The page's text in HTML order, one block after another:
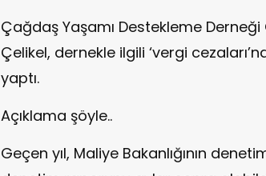
Çağdaş Yaşamı Destekleme Derneği
Çelikel, dernekle ilgili ‘vergi
yaptı.
Açıklama şöyle..
Geçen yıl, Maliye Bakanlığının